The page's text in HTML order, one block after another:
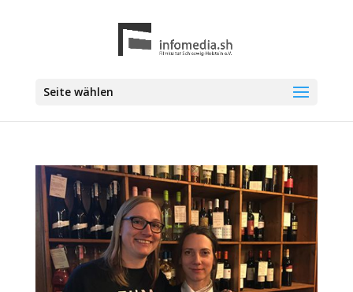
Seite wählen